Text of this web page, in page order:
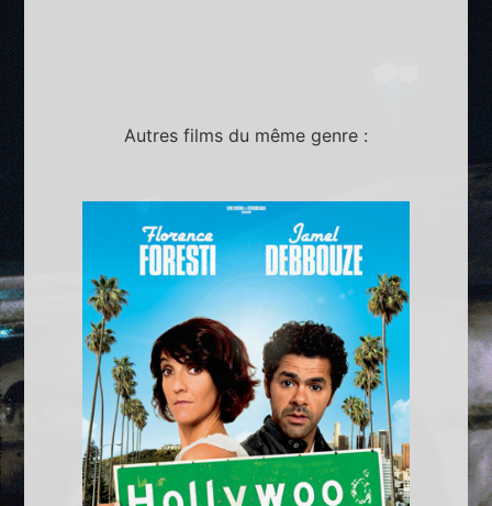
Autres films du même genre :